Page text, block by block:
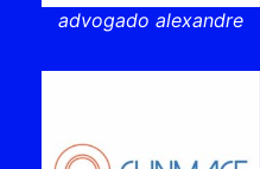
advogado alexandre